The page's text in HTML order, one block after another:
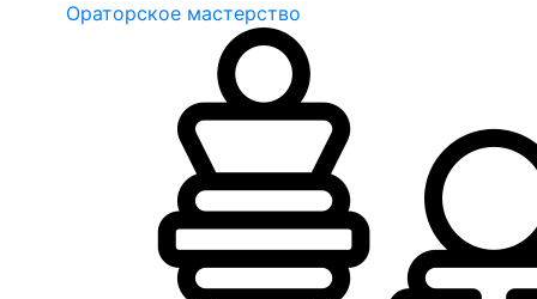
Ораторское мастерство